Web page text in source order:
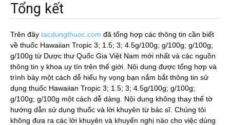
Tổng kết
Trên đây tacdungthuoc.com đã tổng hợp các thông tin cần biết
về thuốc Hawaiian Tropic 3; 1.5; 3; 4.5g/100g; g/100g; g/100g;
g/100g từ Dược thư Quốc Gia Việt Nam mới nhất và các nguồn
thông tin y khoa uy tín trên thế giới. Nội dung được tổng hợp và
trình bày một cách dễ hiểu hy vọng bạn nắm bắt thông tin sử
dụng thuốc Hawaiian Tropic 3; 1.5; 3; 4.5g/100g; g/100g;
g/100g; g/100g một cách dễ dàng. Nội dung không thay thế tờ
hướng dẫn sử dụng thuốc và lời khuyên từ bác sĩ. Chúng tôi
không đưa ra các lời khuyên và khuyến nghị nào cho việc dùng